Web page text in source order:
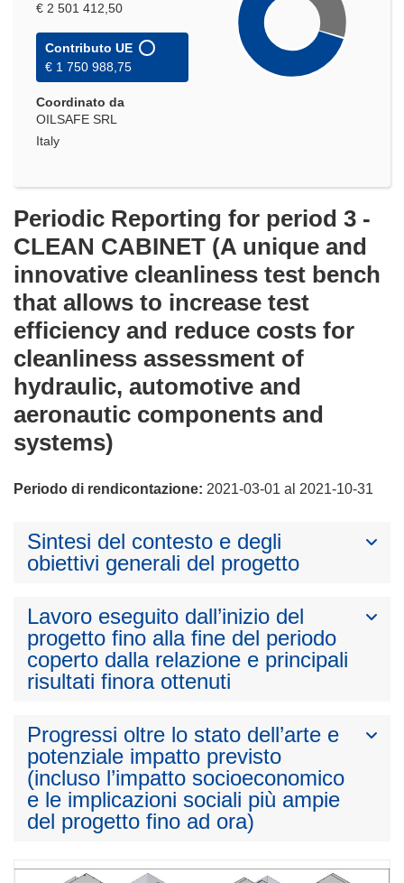
€ 2 501 412,50
Contributo UE
€ 1 750 988,75
Coordinato da
OILSAFE SRL
Italy
Periodic Reporting for period 3 -
CLEAN CABINET (A unique and
innovative cleanliness test bench
that allows to increase test
efficiency and reduce costs for
cleanliness assessment of
hydraulic, automotive and
aeronautic components and
systems)
Periodo di rendicontazione: 2021-03-01 al 2021-10-31
Sintesi del contesto e degli
obiettivi generali del progetto
Lavoro eseguito dall’inizio del
progetto fino alla fine del periodo
coperto dalla relazione e principali
risultati finora ottenuti
Progressi oltre lo stato dell’arte e
potenziale impatto previsto
(incluso l’impatto socioeconomico
e le implicazioni sociali più ampie
del progetto fino ad ora)